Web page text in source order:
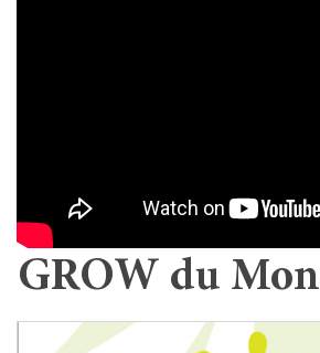
GROW du